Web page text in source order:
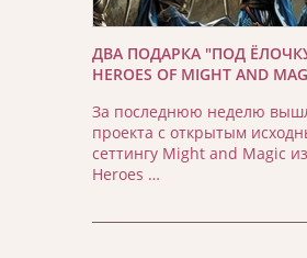
ДВА ПОДАРКА "ПОД
HEROES OF MIGHT AND
За последнюю неделю
проекта с открытым
сеттингу Might and Magic
Heroes …